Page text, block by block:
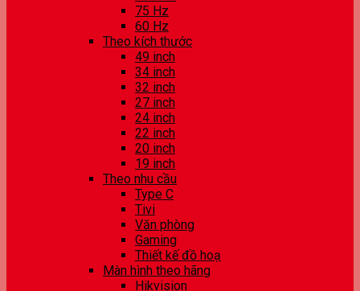
75 Hz
60 Hz
Theo kích thước
49 inch
34 inch
32 inch
27 inch
24 inch
22 inch
20 inch
19 inch
Theo nhu cầu
Type C
Tivi
Văn phòng
Gaming
Thiết kế đồ hoạ
Màn hình theo hãng
Hikvision